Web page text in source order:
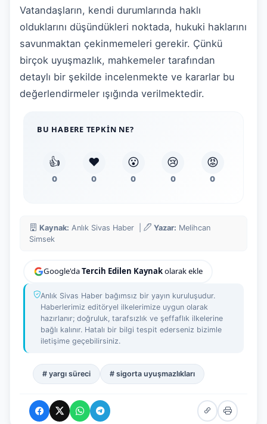
Vatandaşların, kendi durumlarında haklı
olduklarını düşündükleri noktada, hukuki haklarını
savunmaktan çekinmemeleri gerekir. Çünkü
birçok uyuşmazlık, mahkemeler tarafından
detaylı bir şekilde incelenmekte ve kararlar bu
değerlendirmeler ışığında verilmektedir.
BU HABERE TEPKIN NE?
👍
0
❤️
0
😮
0
😢
0
😡
0
Kaynak: Anlık Sivas Haber | Yazar: Melihcan
Simsek
Google'daTercih Edilen Kaynakolarak ekle
Anlık Sivas Haber bağımsız bir yayın kuruluşudur.
Haberlerimiz editöryel ilkelerimize uygun olarak
hazırlanır; doğruluk, tarafsızlık ve şeffaflık ilkelerine
bağlı kalınır. Hatalı bir bilgi tespit ederseniz bizimle
iletişime geçebilirsiniz.
# yargı süreci # sigorta uyuşmazlıkları